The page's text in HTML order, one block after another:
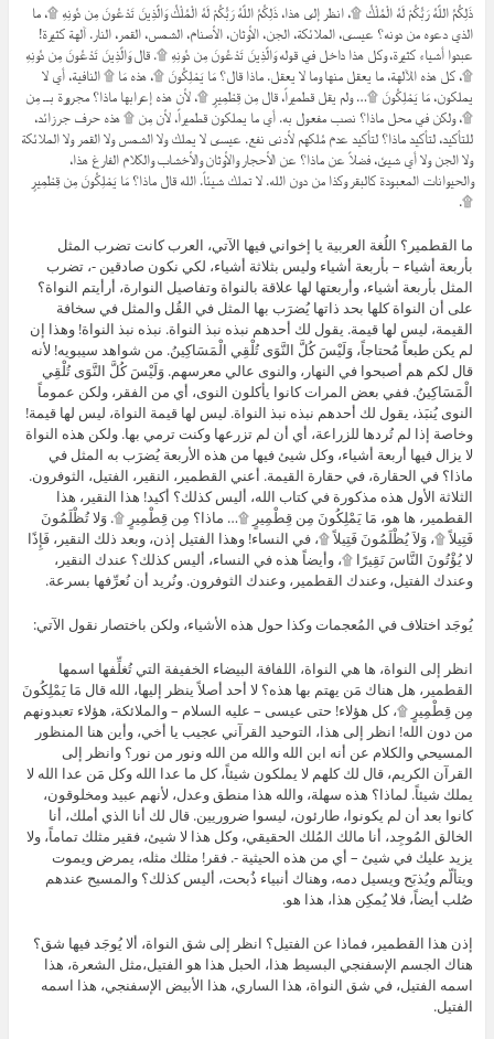
ذَلِكُمُ اللَّهُ رَبُّكُمْ لَهُ الْمُلْكُ ۩، انظر إلى هذا، ذَلِكُمُ اللَّهُ رَبُّكُمْ لَهُ الْمُلْكُ وَالَّذِينَ تَدْعُونَ مِن دُونِهِ ۩، ما
الذي دعوه من دونه؟ عيسى، الملائكة، الجن، الأوثان، الأصنام، الشمس، القمر، النار. آلهة كثيرة!
عبدوا أشياء كثيرة، وكل هذا داخل في قوله وَالَّذِينَ تَدْعُونَ مِن دُونِهِ ۩. قال وَالَّذِينَ تَدْعُونَ مِن دُونِهِ
۩، كل هذه الآلهة، ما يعقل منها وما لا يعقل. ماذا قال؟ مَا يَمْلِكُونَ ۩، هذه مَا ۩ النافية، أي لا
يملكون، مَا يَمْلِكُونَ ۩… ولم يقل قطميراً، قال مِن قِطْمِيرٍ ۩، لأن هذه إعرابها ماذا؟ مجرورة بــ مِن
۩، ولكن في محل ماذا؟ نصب مفعول به. أي ما يملكون قطميراً، لأن مِن ۩ هذه حرف جر زائد،
للتأكيد، لتأكيد ماذا؟ لتأكيد عدم مُلكهم لأدنى نفع. عيسى لا يملك ولا الشمس ولا القمر ولا الملائكة
ولا الجن ولا أي شيئ، فضلاً عن ماذا؟ عن الأحجار والأوثان والأخشاب والكلام الفارغ هذا،
والحيوانات المعبودة كالبقر وكذا من دون الله. لا تملك شيئاً. الله قال ماذا؟ مَا يَمْلِكُونَ مِن قِطْمِيرٍ
۩.
ما القطمير؟ اللُغة العربية يا إخواني فيها الآتي، العرب كانت تضرب المثل
بأربعة أشياء – بأربعة أشياء وليس بثلاثة أشياء، لكي نكون صادقين -، تضرب
المثل بأربعة أشياء، وأربعتها لها علاقة بالنواة وتفاصيل النوارة، أرأيتم النواة؟
على أن النواة كلها بحد ذاتها يُضرَب بها المثل في القُل والمثل في سخافة
القيمة، ليس لها قيمة. يقول لك أحدهم نبذه نبذ النواة. نبذه نبذ النواة! وهذا إن
لم يكن طبعاً مُحتاجاً، وَلَيْسَ كُلَّ النَّوَى تُلْقِي الْمَسَاكِينُ. من شواهد سيبويه! لأنه
قال لكم هم أصبحوا في النهار، والنوى عالي معرسهم. وَلَيْسَ كُلَّ النَّوَى تُلْقِي
الْمَسَاكِينُ. ففي بعض المرات كانوا يأكلون النوى، أي من الفقر، ولكن عموماً
النوى يُنبَذ، يقول لك أحدهم نبذه نبذ النواة. ليس لها قيمة النواة، ليس لها قيمة!
وخاصة إذا لم تُردها للزراعة، أي أن لم تزرعها وكنت ترمي بها. ولكن هذه النواة
لا يزال فيها أربعة أشياء، وكل شيئ فيها من هذه الأربعة يُضرَب به المثل في
ماذا؟ في الحقارة، في حقارة القيمة. أعني القطمير، النقير، الفتيل، الثوفرون.
الثلاثة الأول هذه مذكورة في كتاب الله، أليس كذلك؟ أكيد! هذا النقير، هذا
القطمير، ها هو، مَا يَمْلِكُونَ مِن قِطْمِيرٍ ۩… ماذا؟ مِن قِطْمِيرٍ ۩. وَلا تُظْلَمُونَ
فَتِيلاً ۩، وَلاَ يُظْلَمُونَ فَتِيلاً ۩، في النساء! وهذا الفتيل إذن، وبعد ذلك النقير، فَإِذًا
لا يُؤْتُونَ النَّاسَ نَقِيرًا ۩، وأيضاً هذه في النساء، أليس كذلك؟ عندك النقير،
وعندك الفتيل، وعندك القطمير، وعندك الثوفرون. ونُريد أن نُعرِّفها بسرعة.
يُوجَد اختلاف في المُعجمات وكذا حول هذه الأشياء، ولكن باختصار نقول الآتي:
انظر إلى النواة، ها هي النواة، اللفافة البيضاء الخفيفة التي تُغلِّفها اسمها
القطمير، هل هناك مَن يهتم بها هذه؟ لا أحد أصلاً ينظر إليها، الله قال مَا يَمْلِكُونَ
مِن قِطْمِيرٍ ۩، كل هؤلاء! حتى عيسى – عليه السلام – والملائكة، هؤلاء تعبدونهم
من دون الله! انظر إلى هذا، التوحيد القرآني عجيب يا أخي، وأين هنا المنظور
المسيحي والكلام عن أنه ابن الله والله من الله ونور من نور؟ وانظر إلى
القرآن الكريم، قال لك كلهم لا يملكون شيئاً، كل ما عدا الله وكل مَن عدا الله لا
يملك شيئاً. لماذا؟ هذه سهلة، والله هذا منطق وعدل، لأنهم عبيد ومخلوقون،
كانوا بعد أن لم يكونوا، طارئون، ليسوا ضروريين. قال لك أنا الذي أملك، أنا
الخالق المُوجِد، أنا مالك المُلك الحقيقي، وكل هذا لا شيئ، فقير مثلك تماماً، ولا
يزيد عليك في شيئ – أي من هذه الحيثية -. فقر! مثلك مثله، يمرض ويموت
ويتألّم ويُذبَح ويسيل دمه، وهناك أنبياء ذُبحت، أليس كذلك؟ والمسيح عندهم
صُلب أيضاً، فلا يُمكِن هذا، هذا هو.
إذن هذا القطمير، فماذا عن الفتيل؟ انظر إلى شق النواة، ألا يُوجَد فيها شق؟
هناك الجسم الإسفنجي البسيط هذا، الحبل هذا هو الفتيل،مثل الشعرة، هذا
اسمه الفتيل، في شق النواة، هذا الساري، هذا الأبيض الإسفنجي، هذا اسمه
الفتيل.